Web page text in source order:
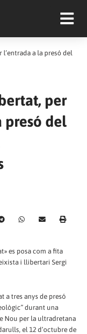
a la presó del
per
presó del
es posa com a fita
i llibertari Sergi
a tres anys de presó
durant una
Nou per la ultradretana
el 12 d’octubre de